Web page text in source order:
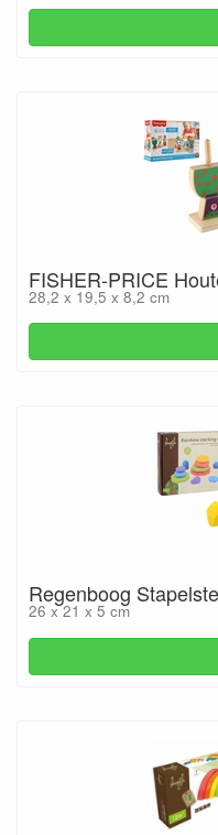
FISHER-PRICE
28,2 x 19,5 x 8,2 cm
Regenboog
26 x 21 x 5 cm